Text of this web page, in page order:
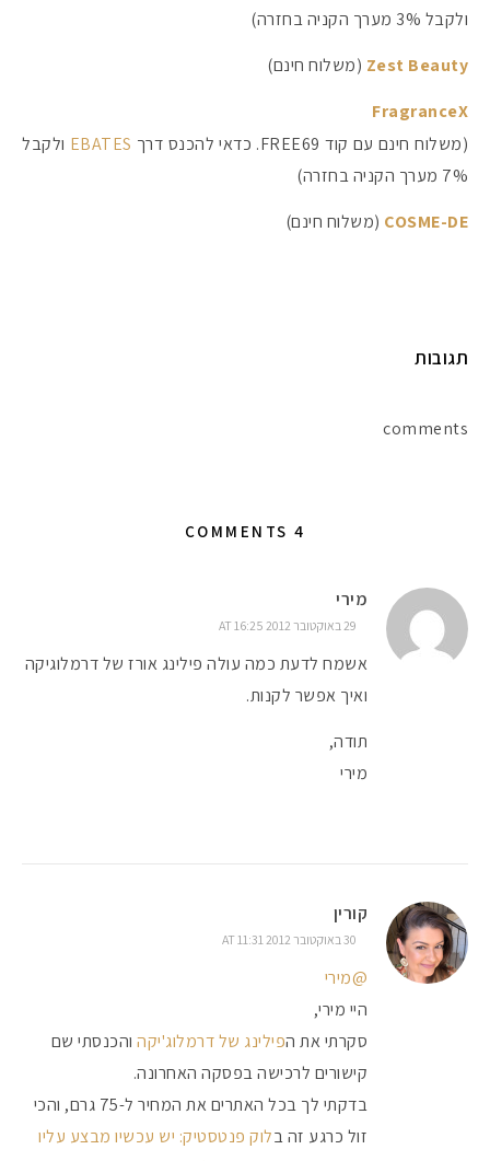
ולקבל 3% מערך הקניה בחזרה)
Zest Beauty (משלוח חינם)
FragranceX
(משלוח חינם עם קוד FREE69. כדאי להכנס דרך
EBATES ולקבל
7% מערך הקניה בחזרה)
COSME-DE (משלוח חינם)
תגובות
comments
4 COMMENTS
מירי
29 באוקטובר 2012 AT 16:25
אשמח לדעת כמה עולה פילינג אורז של דרמלוגיקה
ואיך אפשר לקנות.
תודה,
מירי
קורין
30 באוקטובר 2012 AT 11:31
@מירי
היי מירי,
סקרתי את הפילינג של דרמלוג'יקה והכנסתי שם
קישורים לרכישה בפסקה האחרונה.
בדקתי לך בכל האתרים את המחיר ל-75 גרם, והכי
זול כרגע זה בלוק פנטסטיק: יש עכשיו מבצע עליו